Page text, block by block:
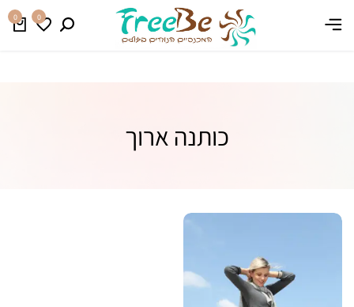
משלוח חינם בהזמנה מעל 399 ₪ קנו עכשיו 0
0
כותנה ארוך